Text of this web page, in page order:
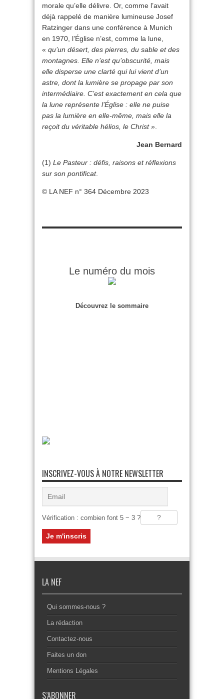
morale qu’elle délivre. Or, comme l’avait
déjà rappelé de manière lumineuse Josef
Ratzinger dans une conférence à Munich
en 1970, l’Église n’est, comme la lune,
« qu’un désert, des pierres, du sable et des
montagnes. Elle n’est qu’obscurité, mais
elle disperse une clarté qui lui vient d’un
astre, dont la lumière se propage par son
intermédiaire. C’est exactement en cela que
la lune représente l’Église : elle ne puise
pas la lumière en elle-même, mais elle la
reçoit du véritable hélios, le Christ »
Jean Bernard
(1) Le Pasteur : défis, raisons et réflexions
sur son pontificat.
© LA NEF n° 364 Décembre 2023
Le numéro du mois
Découvrez le sommaire
INSCRIVEZ-VOUS À NOTRE NEWSLETTER
Vérification : combien font 5 − 3 ?
LA NEF
Qui sommes-nous ?
La rédaction
Contactez-nous
Faites un don
Mentions Légales
S’ABONNER